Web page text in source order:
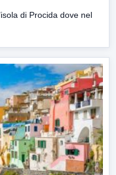
di Procida dove nel